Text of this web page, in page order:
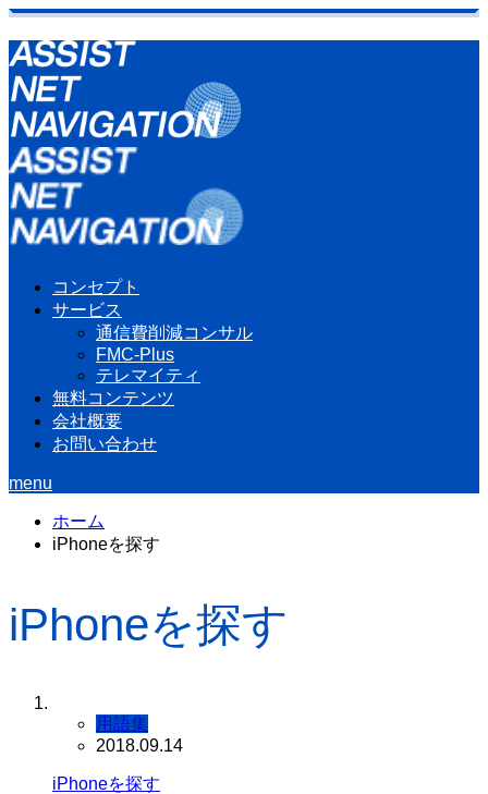
コンセプト
サービス
通信費削減コンサル
FMC-Plus
テレマイティ
無料コンテンツ
会社概要
お問い合わせ
menu
ホーム
iPhoneを探す
iPhoneを探す
用語集
2018.09.14
iPhoneを探す